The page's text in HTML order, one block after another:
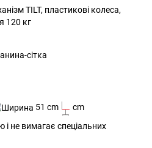
TILT, пластикові колеса,
120 кг
сітка
51 cm
cm
і не вимагає спеціальних